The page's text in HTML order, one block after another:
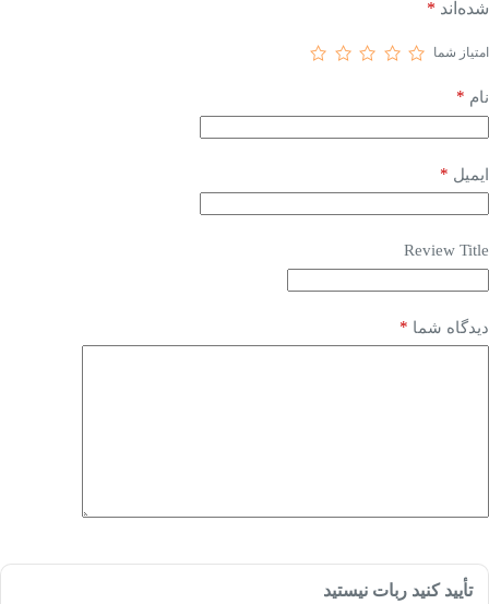
شده‌اند *
امتیاز شما
نام *
ایمیل *
Review Title
دیدگاه شما *
تأیید کنید ربات نیستید